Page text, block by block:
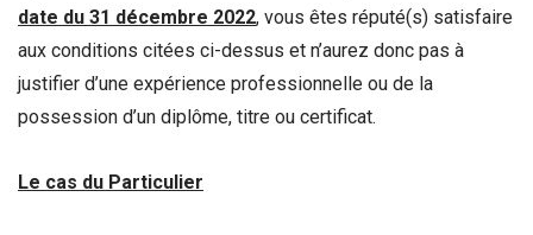
date du 31 décembre 2022, vous êtes réputé(s) satisfaire
aux conditions citées ci-dessus et n’aurez donc pas à
justifier d’une expérience professionnelle ou de la
possession d’un diplôme, titre ou certificat.
Le cas du Particulier